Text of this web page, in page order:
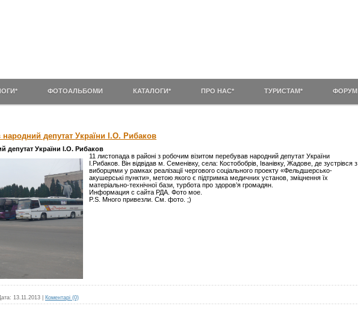
ФОТОАЛЬБОМИ КАТАЛОГИ* ПРО НАС* ТУРИСТАМ* ФОРУМ
депутат України І.О. Рибаков
депутат України І.О. Рибаков
11 листопада в районі з робочим візитом перебував народний депутат України
І.Рибаков. Він відвідав м. Семенівку, села: Костобобрів, Іванівку, Жадове, де зустрівся з
виборцями у рамках реалізації чергового соціального проекту «Фельдшерсько-
акушерські пункти», метою якого є підтримка медичних установ, зміцнення їх
матеріально-технічної бази, турбота про здоров’я громадян.
Информация с сайта РДА. Фото мое.
P.S. Много привезли. См. фото. ;)
13.11.2013 Коментарі (0)